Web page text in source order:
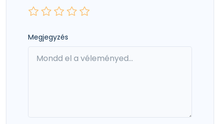
Megjegyzés